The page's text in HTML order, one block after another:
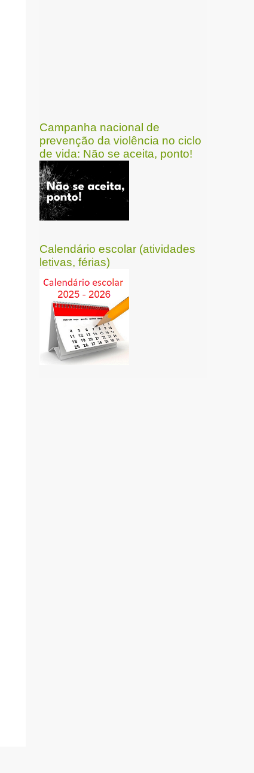
Campanha nacional de
prevenção da violência no ciclo
de vida: Não se aceita, ponto!
Calendário escolar (atividades
letivas, férias)